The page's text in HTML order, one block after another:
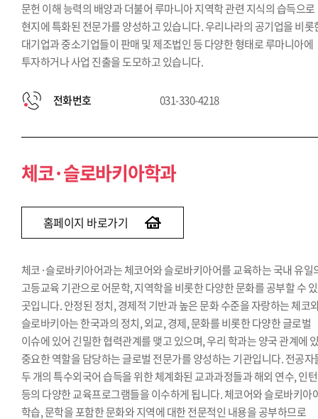
문헌 이해 능력의 배양과 더불어 루마니아 지역학 관련 지식의 습득으로
현지에 특화된 전문가를 양성하고 있습니다. 우리나라의 공기업을 비롯
대기업과 중소기업들이 판매 및 제조법인 등 다양한 형태로 루마니아에
투자하거나 사업 진출을 도모하고 있습니다.
전화번호 031-330-4218
체코·슬로바키아학과
홈페이지 바로가기
체코·슬로바키아어과는 체코어와 슬로바키아어를 교육하는 국내 유일
고등교육 기관으로 어문학, 지역학을 비롯한 다양한 문화를 공부할 수
곳입니다. 안정된 정치, 경제적 기반과 높은 문화 수준을 자랑하는 체코
슬로바키아는 한국과의 정치, 외교, 경제, 문화를 비롯한 다양한 글로벌
이슈에 있어 긴밀한 협력관계를 맺고 있으며, 우리 학과는 양국 관계에
중요한 역할을 담당하는 글로벌 전문가를 양성하는 기관입니다. 전공자
두 개의 특수외국어 습득을 위한 체계화된 교과과정들과 해외 연수, 인
등의 다양한 교육프로그램들을 이수하게 됩니다. 체코어와 슬로바키아
학습, 문학을 포함한 문화와 지역에 대한 전문적인 내용을 공부하므로